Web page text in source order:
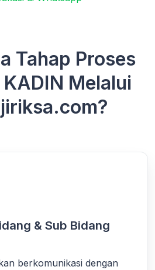
Tahap Proses
Melalui
& Sub Bidang
berkomunikasi dengan